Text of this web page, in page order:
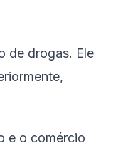
de drogas. Ele
e o comércio